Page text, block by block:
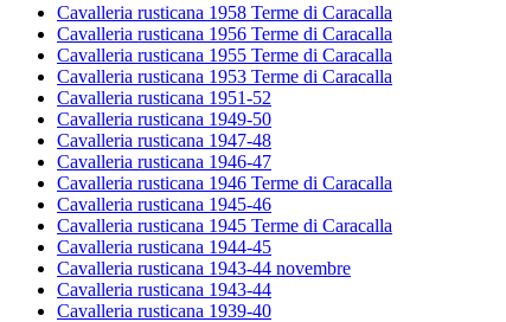
Cavalleria rusticana 1958 Terme di Caracalla
Cavalleria rusticana 1956 Terme di Caracalla
Cavalleria rusticana 1955 Terme di Caracalla
Cavalleria rusticana 1953 Terme di Caracalla
Cavalleria rusticana 1951-52
Cavalleria rusticana 1949-50
Cavalleria rusticana 1947-48
Cavalleria rusticana 1946-47
Cavalleria rusticana 1946 Terme di Caracalla
Cavalleria rusticana 1945-46
Cavalleria rusticana 1945 Terme di Caracalla
Cavalleria rusticana 1944-45
Cavalleria rusticana 1943-44 novembre
Cavalleria rusticana 1943-44
Cavalleria rusticana 1939-40